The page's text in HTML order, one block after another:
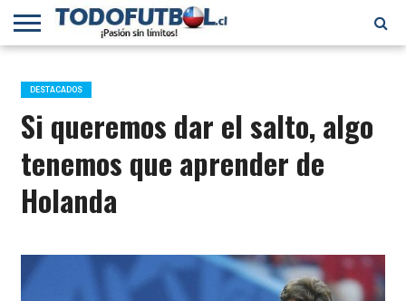
PRIMERA
B
SELECCIÓN
CHILENA
CHILENOS
EN EL
MUNDO
FÚTBOL
INTERNACIONAL
DESTACADOS
Si queremos dar el salto, algo
tenemos que aprender de
Holanda